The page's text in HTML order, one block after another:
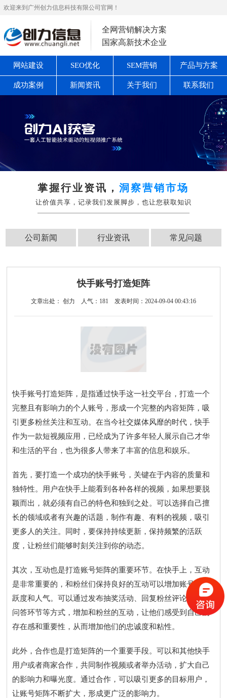
欢迎来到广州创力信息科技有限公司官网！
全网营销解决方案
国家高新技术企业
网站建设 SEO优化 SEM营销 产品与方案
成功案例 新闻资讯 关于我们 联系我们
掌握行业资讯，洞察营销市场
让价值共享，记录我们发展脚步，也让您获取知识
公司新闻 行业资讯 常见问题
快手账号打造矩阵
文章出处： 创力 人气： 181 发表时间：2024-09-04 00:43:16
快手账号打造矩阵，是指通过快手这一社交平台，打造一个
完整且有影响力的个人账号，形成一个完整的内容矩阵，吸
引更多粉丝关注和互动。在当今社交媒体风靡的时代，快手
作为一款短视频应用，已经成为了许多年轻人展示自己才华
和生活的平台，也为很多人带来了丰富的信息和娱乐。
首先，要打造一个成功的快手账号，关键在于内容的质量和
独特性。用户在快手上能看到各种各样的视频，如果想要脱
颖而出，就必须有自己的特色和独到之处。可以选择自己擅
长的领域或者有兴趣的话题，制作有趣、有料的视频，吸引
更多人的关注。同时，要保持持续更新，保持频繁的活跃
度，让粉丝们能够时刻关注到你的动态。
其次，互动也是打造账号矩阵的重要环节。在快手上，互动
是非常重要的，和粉丝们保持良好的互动可以增加账号的活
跃度和人气。可以通过发布抽奖活动、回复粉丝评论、开展
问答环节等方式，增加和粉丝的互动，让他们感受到自己的
存在感和重要性，从而增加他们的忠诚度和粘性。
此外，合作也是打造矩阵的一个重要手段。可以和其他快手
用户或者商家合作，共同制作视频或者举办活动，扩大自己
的影响力和曝光度。通过合作，可以吸引更多的目标用户，
让账号矩阵不断扩大，形成更广泛的影响力。